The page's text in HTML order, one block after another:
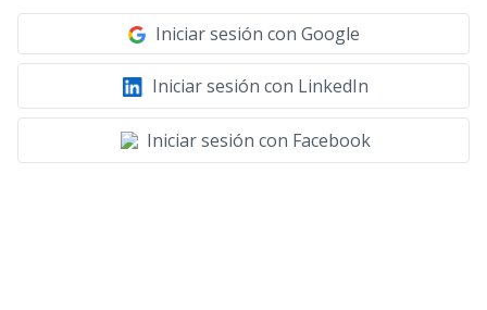
Iniciar sesión con Google
Iniciar sesión con LinkedIn
Iniciar sesión con Facebook